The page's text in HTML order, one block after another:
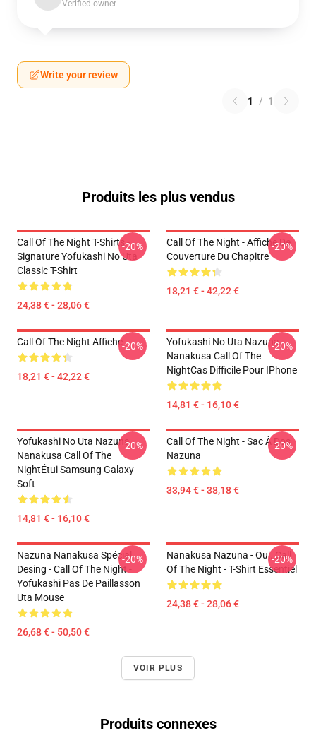
Verified owner
Write your review
1 / 1
Produits les plus vendus
Call Of The Night T-Shirts -
Signature Yofukashi No Uta
Classic T-Shirt
24,38 € - 28,06 €
-20%
Call Of The Night - Affiche De
Couverture Du Chapitre
18,21 € - 42,22 €
-20%
Call Of The Night Affiche
18,21 € - 42,22 €
-20%
Yofukashi No Uta Nazuna
Nanakusa Call Of The
NightCas Difficile Pour IPhone
14,81 € - 16,10 €
-20%
Yofukashi No Uta Nazuna
Nanakusa Call Of The
NightÉtui Samsung Galaxy
Soft
14,81 € - 16,10 €
-20%
Call Of The Night - Sac À Dos
Nazuna
33,94 € - 38,18 €
-20%
Nazuna Nanakusa Spécial
Desing - Call Of The Night -
Yofukashi Pas De Paillasson
Uta Mouse
26,68 € - 50,50 €
-20%
Nanakusa Nazuna - Oui. Call
Of The Night - T-Shirt Essentiel
24,38 € - 28,06 €
-20%
VOIR PLUS
Produits connexes